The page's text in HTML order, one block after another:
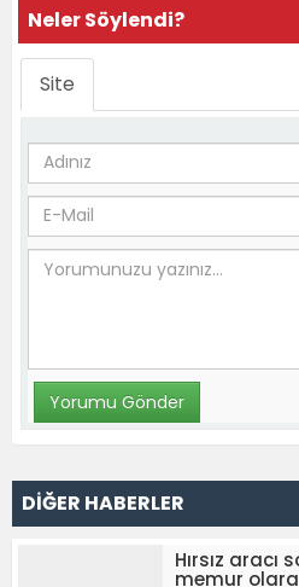
Neler Söylendi?
Site
DİĞER HABERLER
Hırsız aracı
memur